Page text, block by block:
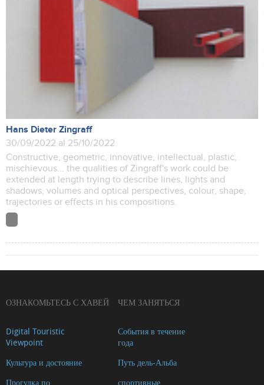
Hans Dieter Zingraff
30/09/2022 al 25/10/2022
Constructive, geometric, innovative, intellectual, plastic,
mischievous... the qualities of Zingraff's work could be
extended at length trying to describe lines, lights and
shadows, volumes and optical perspectives, colour, shape,
trajectories or effects in his compositions.
ОЗНАКОМЬТЕСЬ С ХАВЕЙ
Digital Touristic
Viewpoint
Культура и достояние
Прогулка по
ЧЕМ ЗАНЯТЬСЯ
События в течение
года
Путь дель-Альба
спортивные